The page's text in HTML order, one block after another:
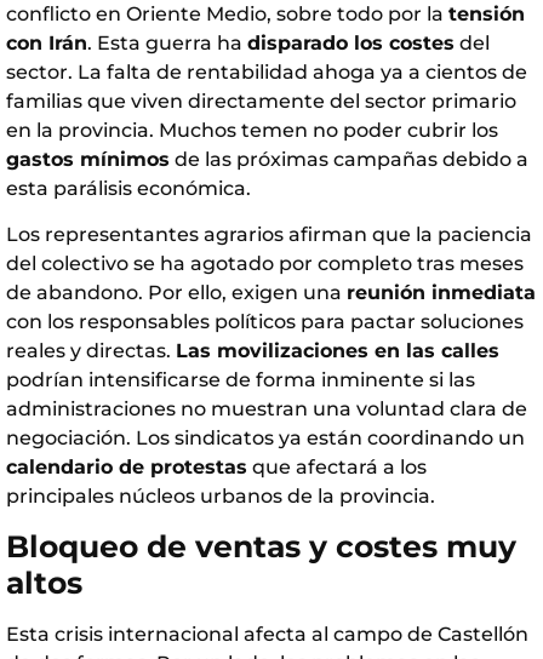
conflicto en Oriente Medio, sobre todo por la tensión
con Irán. Esta guerra ha disparado los costes del
sector. La falta de rentabilidad ahoga ya a cientos de
familias que viven directamente del sector primario
en la provincia. Muchos temen no poder cubrir los
gastos mínimos de las próximas campañas debido a
esta parálisis económica.
Los representantes agrarios afirman que la paciencia
del colectivo se ha agotado por completo tras meses
de abandono. Por ello, exigen una reunión inmediata
con los responsables políticos para pactar soluciones
reales y directas. Las movilizaciones en las calles
podrían intensificarse de forma inminente si las
administraciones no muestran una voluntad clara de
negociación. Los sindicatos ya están coordinando un
calendario de protestas que afectará a los
principales núcleos urbanos de la provincia.
Bloqueo de ventas y costes muy
altos
Esta crisis internacional afecta al campo de Castellón